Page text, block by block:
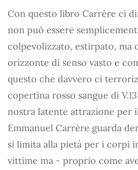
Con questo libro Carrère ci
non può essere
colpevolizzato, estirpato, ma
orizzonte di senso vasto e
questo che davvero ci
copertina rosso sangue di V.13
nostra latente attrazione per
Emmanuel Carrère guarda
si limita alla pietà per i corpi
vittime ma - proprio come